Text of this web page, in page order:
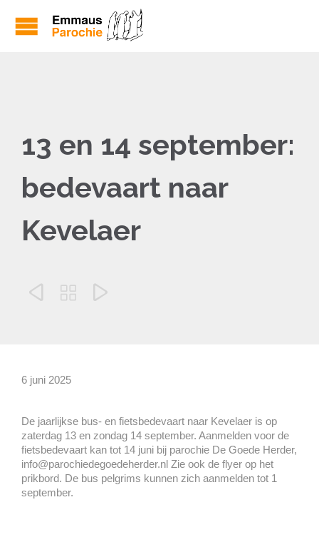
13 en 14 september:
bedevaart naar
Kevelaer
  
6 juni 2025
De jaarlijkse bus- en fietsbedevaart naar Kevelaer is op
zaterdag 13 en zondag 14 september. Aanmelden voor de
fietsbedevaart kan tot 14 juni bij parochie De Goede Herder,
info@parochiedegoedeherder.nl Zie ook de flyer op het
prikbord. De bus pelgrims kunnen zich aanmelden tot 1
september.